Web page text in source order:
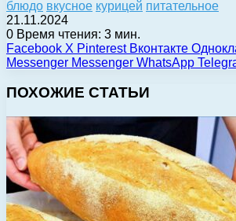
блюдо вкусное курицей питательное
21.11.2024
0 Время чтения: 3 мин.
Facebook X Pinterest Вконтакте
Messenger Messenger WhatsApp
ПОХОЖИЕ СТАТЬИ